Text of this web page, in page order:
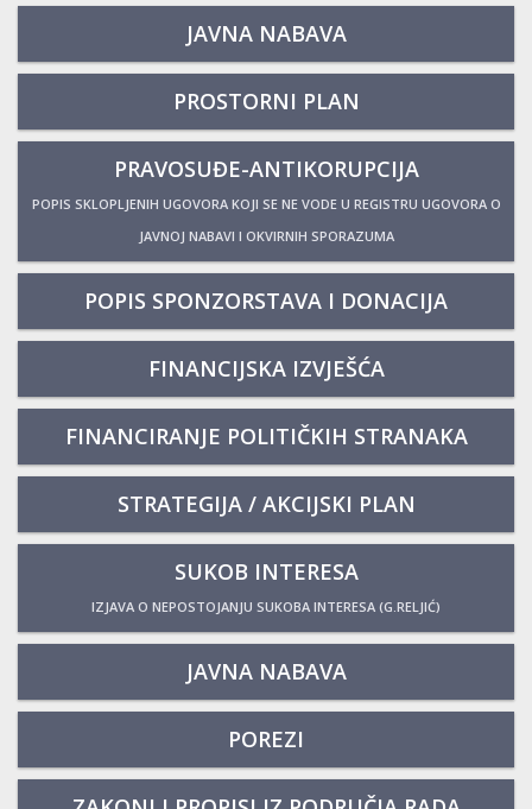
JAVNA NABAVA
PROSTORNI PLAN
PRAVOSUĐE-ANTIKORUPCIJA
POPIS SKLOPLJENIH UGOVORA KOJI SE NE VODE U REGISTRU UGOVORA O
JAVNOJ NABAVI I OKVIRNIH SPORAZUMA
POPIS SPONZORSTAVA I DONACIJA
FINANCIJSKA IZVJEŠĆA
FINANCIRANJE POLITIČKIH STRANAKA
STRATEGIJA / AKCIJSKI PLAN
SUKOB INTERESA
IZJAVA O NEPOSTOJANJU SUKOBA INTERESA (G.RELJIĆ)
JAVNA NABAVA
POREZI